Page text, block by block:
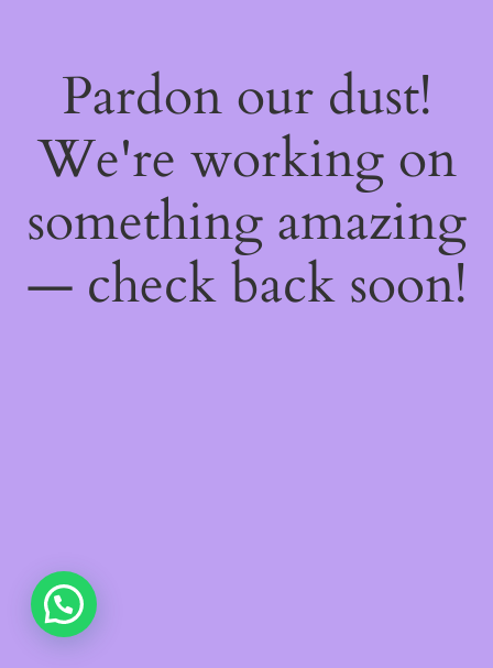
Pardon our dust!
We're working on
something amazing
— check back soon!